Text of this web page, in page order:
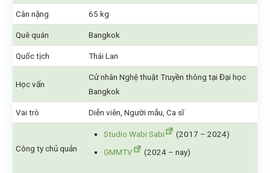
Cân nặng 65 kg
Quê quán Bangkok
Quốc tịch Thái Lan
Học vấn
Cử nhân Nghệ thuật Truyền thông tại Đại học
Bangkok
Vai trò Diễn viên, Người mẫu, Ca sĩ
Công ty chủ quản
Studio Wabi Sabi
(2017 – 2024)
GMMTV
(2024 – nay)